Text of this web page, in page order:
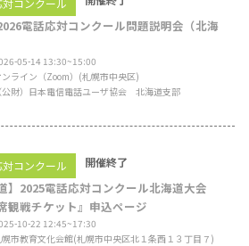
対コンクール
電話応対コンクール問題説明会（北海
05-14 13:30~15:00
ライン（Zoom） (札幌市中央区)
（公財）日本電信電話ユーザ協会 北海道支部
対コンクール 開催終了
】2025電話応対コンクール北海道大会
観戦チケット』申込ページ
10-22 12:45~17:30
市教育文化会館(札幌市中央区北１条西１３丁目７)